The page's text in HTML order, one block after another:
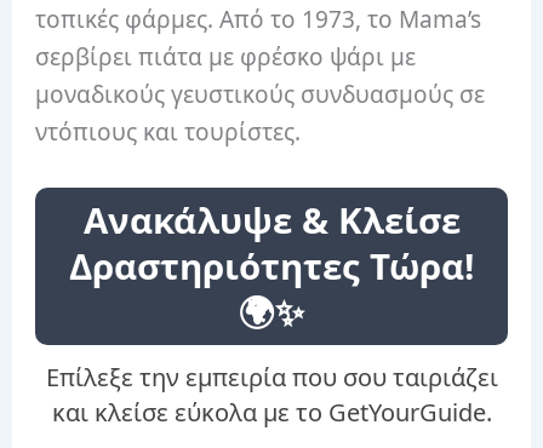
τοπικές φάρμες. Από το 1973, το Mama’s
σερβίρει πιάτα με φρέσκο ​​ψάρι με
μοναδικούς γευστικούς συνδυασμούς σε
ντόπιους και τουρίστες.
Ανακάλυψε & Κλείσε
Δραστηριότητες Τώρα!
🌍✨
Επίλεξε την εμπειρία που σου ταιριάζει
και κλείσε εύκολα με το GetYourGuide.